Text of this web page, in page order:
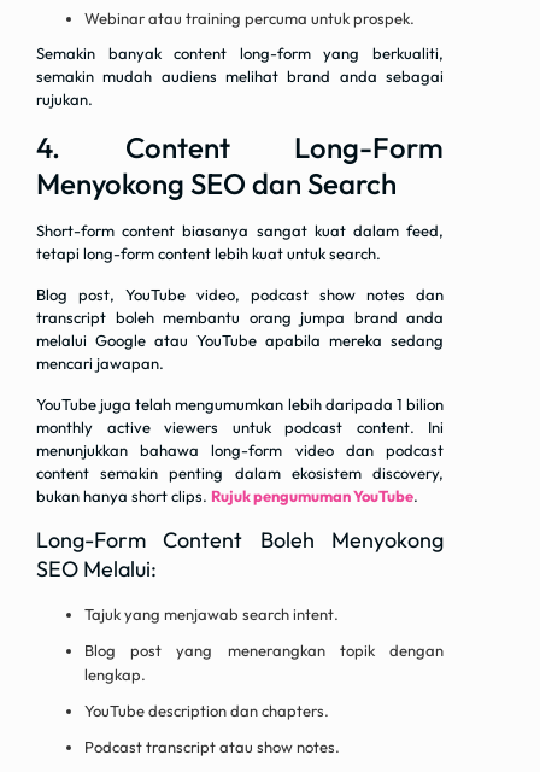
Webinar atau training percuma untuk prospek.
Semakin banyak content long-form yang berkualiti,
semakin mudah audiens melihat brand anda sebagai
rujukan.
4. Content Long-Form
Menyokong SEO dan Search
Short-form content biasanya sangat kuat dalam feed,
tetapi long-form content lebih kuat untuk search.
Blog post, YouTube video, podcast show notes dan
transcript boleh membantu orang jumpa brand anda
melalui Google atau YouTube apabila mereka sedang
mencari jawapan.
YouTube juga telah mengumumkan lebih daripada 1 bilion
monthly active viewers untuk podcast content. Ini
menunjukkan bahawa long-form video dan podcast
content semakin penting dalam ekosistem discovery,
bukan hanya short clips. Rujuk pengumuman YouTube.
Long-Form Content Boleh Menyokong
SEO Melalui:
Tajuk yang menjawab search intent.
Blog post yang menerangkan topik dengan
lengkap.
YouTube description dan chapters.
Podcast transcript atau show notes.